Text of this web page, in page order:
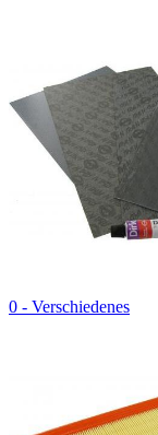
0 - Verschiedenes